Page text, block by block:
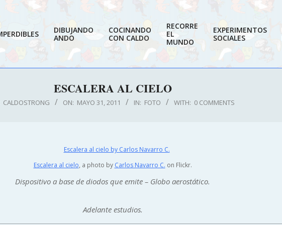
DIBUJANDO
ANDO
COCINANDO
CON CALDO
RECORRE
EL
MUNDO
EXPERIMENTOS
SOCIALES
ESCALERA AL CIELO
CALDOSTRONG ON: MAYO 31, 2011 IN: FOTO WITH: 0 COMMENTS
Escalera al cielo, a photo by Carlos Navarro C. on Flickr.
Dispositivo a base de diodos que emite – Globo aerostático.
Adelante estudios.